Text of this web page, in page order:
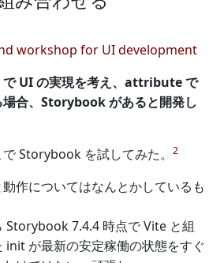
workshop for UI development
UI の実現を考え、attribute で
合、Storybook があると開発し
Storybook を試してみた。
2
作についてはなんとかしているも
Storybook 7.4.4 時点で Vite と組
init が最新の安定稼働の状態をすぐ